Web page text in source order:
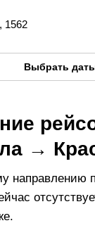
1562
Выбрать
→
направлению